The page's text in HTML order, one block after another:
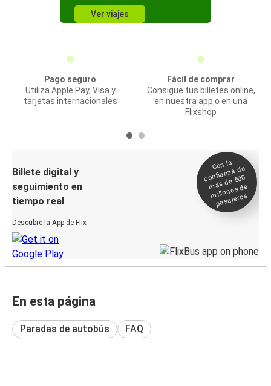
Ver viajes
Pago seguro
Utiliza Apple Pay, Visa y
tarjetas internacionales
Fácil de comprar
Consigue tus billetes online,
en nuestra app o en una
Flixshop
Billete digital y
seguimiento en
tiempo real
Descubre la App de Flix
Con la
confianza de
más de 500
millones de
pasajeros
En esta página
Paradas de autobús FAQ